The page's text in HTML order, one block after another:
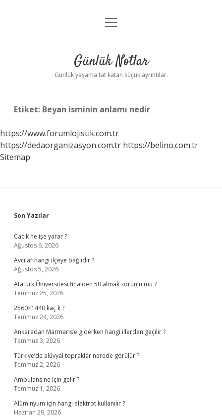
Anasayfa
Yasal Uyarı
menüyü
Günlük Notlar
Günlük yaşama tat katan küçük ayrıntılar.
Etiket: Beyan isminin anlamı nedir
https://www.forumlojistik.com.tr
https://dedaorganizasyon.com.tr https://belino.com.tr
Sitemap
Sidebar
Son Yazılar
Cacık ne işe yarar ?
Ağustos 6, 2026
Avcılar hangi ilçeye bağlıdır ?
Ağustos 5, 2026
Atatürk Üniversitesi finalden 50 almak zorunlu mu ?
Temmuz 25, 2026
2560×1440 kaç k ?
Temmuz 24, 2026
Ankaradan Marmaris’e giderken hangi illerden geçilir ?
Temmuz 3, 2026
Türkiye’de alüvyal topraklar nerede görülür ?
Temmuz 2, 2026
Ambulans ne için gelir ?
Temmuz 1, 2026
Alüminyum için hangi elektrot kullanılır ?
Haziran 29, 2026